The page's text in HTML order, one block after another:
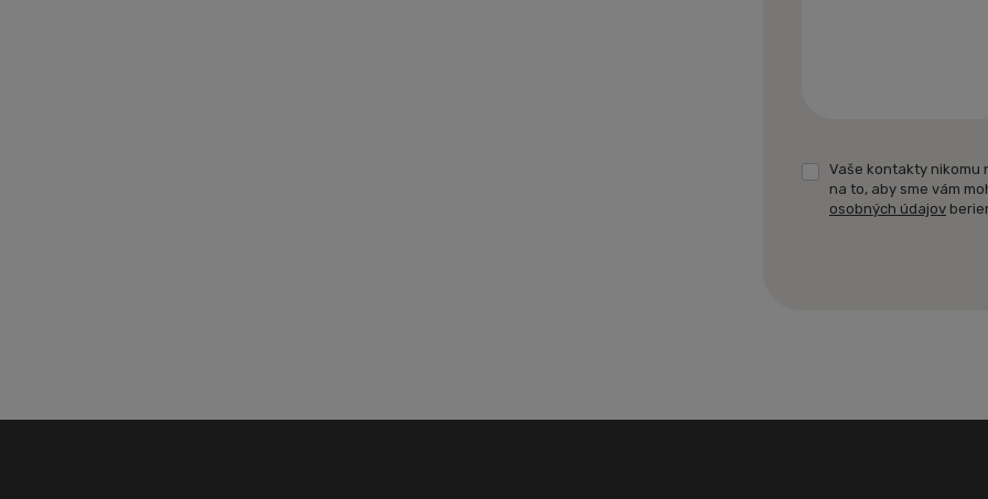
Vaše kontakty nikomu
na to, aby sme vám
osobných údajov